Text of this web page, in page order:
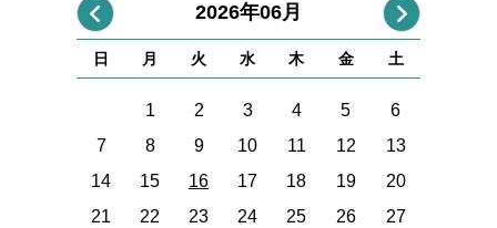
2026年06月
日 月 火 水 木 金 土
1 2 3 4 5
6
7
8 9 10 11 12
13
14
15 16 17 18 19
20
21
22 23 24 25 26
27